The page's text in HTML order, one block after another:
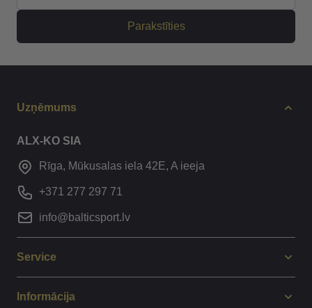
Parakstīties
Uzņēmums
ALX-KO SIA
Rīga, Mūkusalas iela 42E, A ieeja
+371 277 297 71
info@balticsport.lv
Service
Informācija